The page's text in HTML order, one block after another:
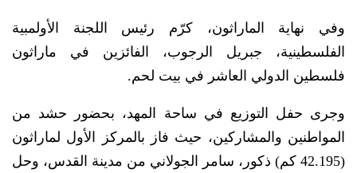
وفي نهاية الماراثون، كرّم رئيس اللجنة الأولمبية
الفلسطينية، جبريل الرجوب، الفائزين في ماراثون
فلسطين الدولي العاشر في بيت لحم.
وجرى حفل التوزيع في ساحة المهد، بحضور حشد من
المواطنين والمشاركين، حيث فاز بالمركز الأول لماراثون
(42.195 كم) ذكور، سامر الجولاني من مدينة القدس، وحل